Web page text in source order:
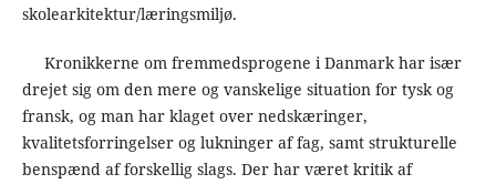
skolearkitektur/læringsmiljø.
Kronikkerne om fremmedsprogene i Danmark har især
drejet sig om den mere og vanskelige situation for tysk og
fransk, og man har klaget over nedskæringer,
kvalitetsforringelser og lukninger af fag, samt strukturelle
benspænd af forskellig slags. Der har været kritik af